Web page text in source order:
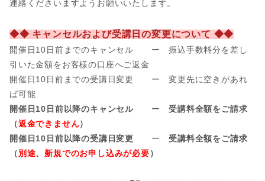
連絡くださいますようお願いいたします。
◆◆ キャンセルおよび受講日の変更について ◆◆
開催日10日前までのキャンセル ー 振込手数料分を差し
引いた金額をお客様の口座へご返金
開催日10日前までの受講日変更 ー 変更先に空きがあれ
ば可能
開催日10日前以降のキャンセル ー受講料全額をご請求
（返金できません）
開催日10日前以降の受講日変更 ー受講料全額をご請求
（別途、新規でのお申し込みが必要）